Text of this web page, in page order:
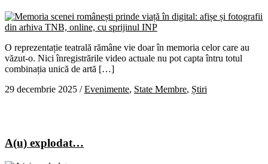
O reprezentație teatrală rămâne vie doar în memoria celor care au
văzut-o. Nici înregistrările video actuale nu pot capta întru totul
combinația unică de artă […]
29 decembrie 2025 /Evenimente, State Membre, Știri
A(u) explodat…